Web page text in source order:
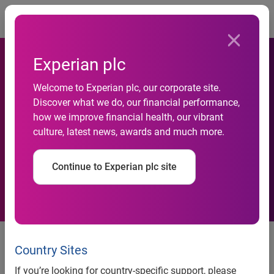
Experian plc
Welcome to Experian plc, our corporate site.
Discover what we do, our financial performance,
how we improve financial health, our vibrant
culture, latest news, awards and much more.
Continue to Experian plc site
Country Sites
If you’re looking for country-specific support, please
Atividade do comércio
avançou 0,3% em agosto,
aponta Serasa Experian
Material de construção passa a
liderar o movimento varejista no